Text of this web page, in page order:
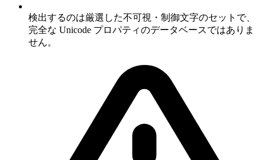
検出するのは厳選した不可視・制御文字のセットで、
完全な Unicode プロパティのデータベースではありま
せん。